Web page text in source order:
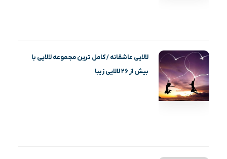
لالایی عاشقانه / کامل ترین مجموعه لالایی با
بیش از ۲۶ لالایی زیبا